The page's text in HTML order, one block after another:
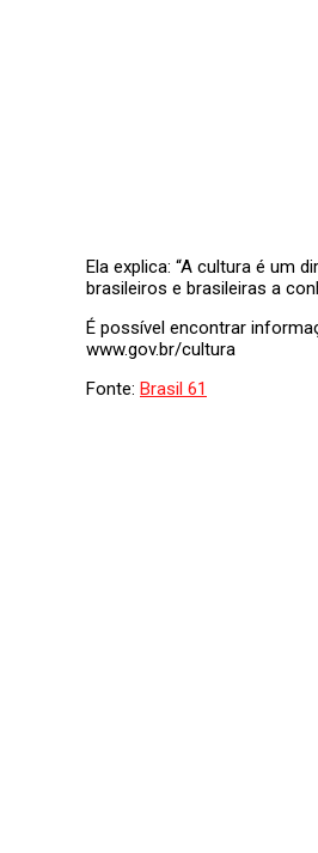
Ela explica: “A cultura é um
brasileiros e brasileiras a
É possível encontrar
www.gov.br/cultura
Fonte: Brasil 61